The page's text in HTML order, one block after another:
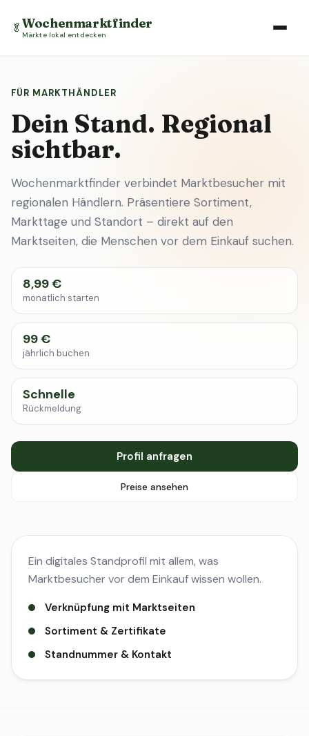
🥬Wochenmarktfinder
Märkte lokal entdecken
FÜR MARKTHÄNDLER
Dein Stand. Regional
sichtbar.
Wochenmarktfinder verbindet Marktbesucher mit
regionalen Händlern. Präsentiere Sortiment,
Markttage und Standort – direkt auf den
Marktseiten, die Menschen vor dem Einkauf suchen.
8,99 €
monatlich starten
99 €
jährlich buchen
Schnelle
Rückmeldung
Profil anfragen
Preise ansehen
Ein digitales Standprofil mit allem, was
Marktbesucher vor dem Einkauf wissen wollen.
Verknüpfung mit Marktseiten
Sortiment & Zertifikate
Standnummer & Kontakt